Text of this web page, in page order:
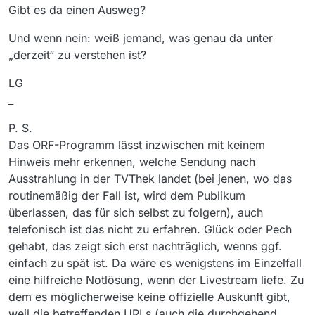
Gibt es da einen Ausweg?
Und wenn nein: weiß jemand, was genau da unter
„derzeit“ zu verstehen ist?
LG
P. S.
Das ORF-Programm lässt inzwischen mit keinem
Hinweis mehr erkennen, welche Sendung nach
Ausstrahlung in der TVThek landet (bei jenen, wo das
routinemäßig der Fall ist, wird dem Publikum
überlassen, das für sich selbst zu folgern), auch
telefonisch ist das nicht zu erfahren. Glück oder Pech
gehabt, das zeigt sich erst nachträglich, wenns ggf.
einfach zu spät ist. Da wäre es wenigstens im Einzelfall
eine hilfreiche Notlösung, wenn der Livestream liefe. Zu
dem es möglicherweise keine offizielle Auskunft gibt,